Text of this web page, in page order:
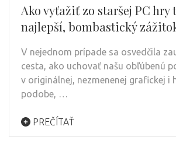
Ako vyťažiť zo staršej PC hry
najlepší, bombastický
V nejednom prípade sa osvedčila
cesta, ako uchovať našu obľúbenú
v originálnej, nezmenenej grafickej i
podobe, …
PREČÍTAŤ